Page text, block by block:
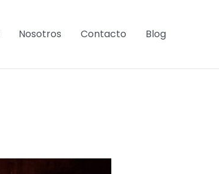
Nosotros Contacto Blog